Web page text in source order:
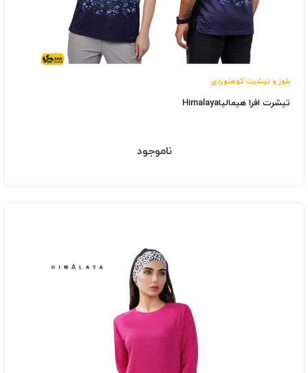
بلوز و تیشرت کوهنوردی
تیشرت افرا هیمالیاHimalaya
ناموجود